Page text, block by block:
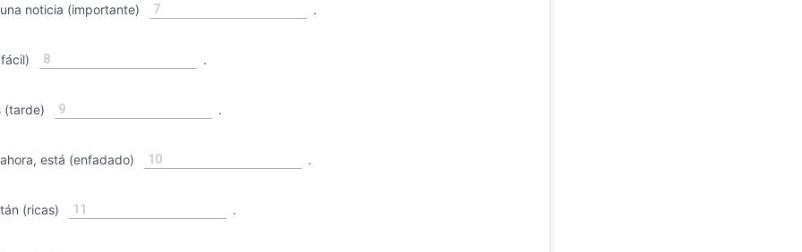
noticia (importante) 7 .
8 .
9 .
está (enfadado) 10 .
(ricas) 11 .